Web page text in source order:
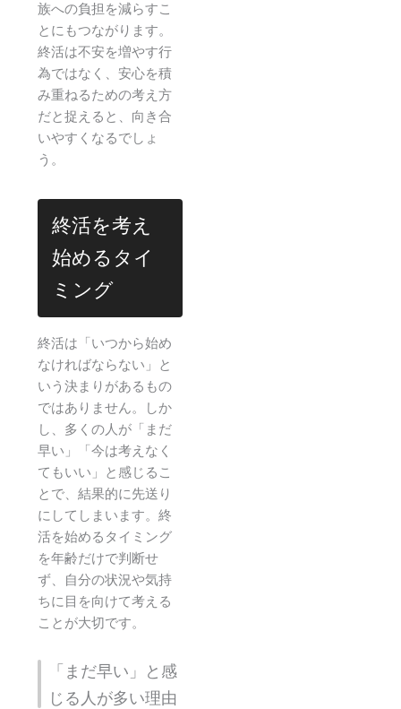
族への負担を減らすこ
とにもつながります。
終活は不安を増やす行
為ではなく、安心を積
み重ねるための考え方
だと捉えると、向き合
いやすくなるでしょ
う。
終活を考え
始めるタイ
ミング
終活は「いつから始め
なければならない」と
いう決まりがあるもの
ではありません。しか
し、多くの人が「まだ
早い」「今は考えなく
てもいい」と感じるこ
とで、結果的に先送り
にしてしまいます。終
活を始めるタイミング
を年齢だけで判断せ
ず、自分の状況や気持
ちに目を向けて考える
ことが大切です。
「まだ早い」と感
じる人が多い理由